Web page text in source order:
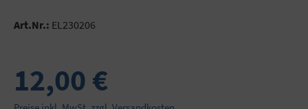
Art.Nr.: EL230206
12,00 €